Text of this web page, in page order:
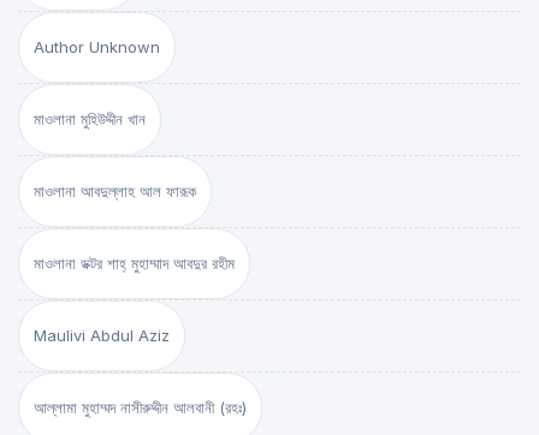
Author Unknown
মাওলানা মুহিউদ্দীন খান
মাওলানা আবদুল্লাহ আল ফারূক
মাওলানা ডক্টর শাহ্‌ মুহাম্মাদ আবদুর রহীম
Maulivi Abdul Aziz
আল্লামা মুহাম্মদ নাসীরুদ্দীন আলবানী (রহঃ)